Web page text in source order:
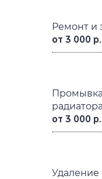
Ремонт и
от 3 000 р.
радиатора
от 3 000 р.
Удаление